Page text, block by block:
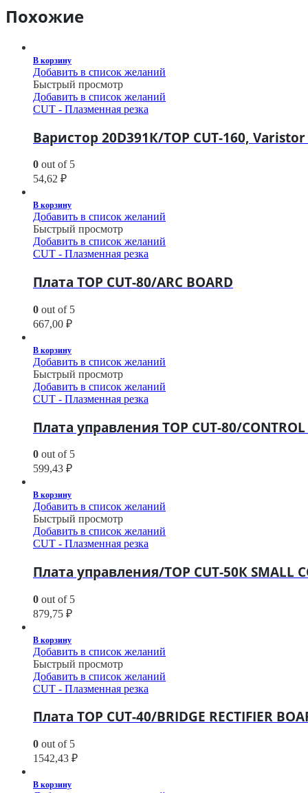
Похожие
В корзину
Добавить в список желаний
Быстрый просмотр
Добавить в список желаний
CUT - Плазменная резка
Варистор 20D391К/TOP CUT-160,
0 out of 5
54,62 ₽
В корзину
Добавить в список желаний
Быстрый просмотр
Добавить в список желаний
CUT - Плазменная резка
Плата TOP CUT-80/ARC BOARD
0 out of 5
667,00 ₽
В корзину
Добавить в список желаний
Быстрый просмотр
Добавить в список желаний
CUT - Плазменная резка
Плата управления TOP CUT-80/CONTROL
0 out of 5
599,43 ₽
В корзину
Добавить в список желаний
Быстрый просмотр
Добавить в список желаний
CUT - Плазменная резка
Плата управления/TOP CUT-50К SMALL
0 out of 5
879,75 ₽
В корзину
Добавить в список желаний
Быстрый просмотр
Добавить в список желаний
CUT - Плазменная резка
Плата TOP CUT-40/BRIDGE RECTIFIER
0 out of 5
1542,43 ₽
В корзину